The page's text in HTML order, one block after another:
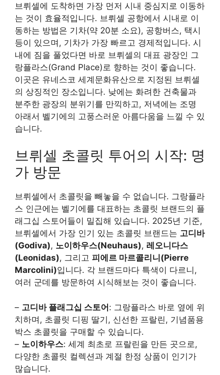
브뤼셀에 도착하면 가장 먼저 시내 중심지로 이동하
는 것이 효율적입니다. 브뤼셀 공항에서 시내로 이
동하는 방법은 기차(약 20분 소요), 공항버스, 택시
등이 있으며, 기차가 가장 빠르고 경제적입니다. 시
내에 짐을 풀었다면 바로 브뤼셀의 대표 광장인 그
랑플라스(Grand Place)로 향하는 것이 좋습니다.
이곳은 유네스코 세계문화유산으로 지정된 브뤼셀
의 상징적인 장소입니다. 낮에는 화려한 건축물과
분주한 광장의 분위기를 만끽하고, 저녁에는 조명
아래서 벨기에의 고풍스러운 아름다움을 느낄 수 있
습니다.
브뤼셀 초콜릿 투어의 시작: 명
가 방문
브뤼셀에서 초콜릿을 빼놓을 수 없습니다. 그랑플라
스 인근에는 벨기에를 대표하는 초콜릿 브랜드의 플
래그십 스토어들이 밀집해 있습니다. 2025년 기준,
브뤼셀에서 가장 인기 있는 초콜릿 브랜드는 고디바
(Godiva), 노이하우스(Neuhaus), 레오니다스
(Leonidas), 그리고 피에르 마르콜리니(Pierre
Marcolini)입니다. 각 브랜드마다 특색이 다르니,
여러 군데를 방문하여 시식해보는 것이 좋습니다.
– 고디바 플래그십 스토어: 그랑플라스 바로 옆에 위
치하며, 초콜릿 디핑 딸기, 신선한 프랄린, 기념품용
박스 초콜릿을 구매할 수 있습니다.
– 노이하우스: 세계 최초로 프랄린을 만든 곳으로,
다양한 초콜릿 컬렉션과 계절 한정 상품이 인기가
많습니다.